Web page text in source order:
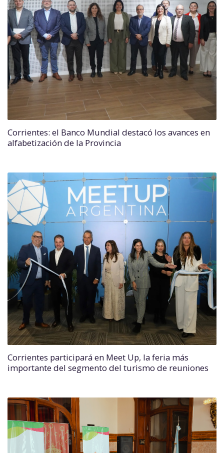
Corrientes: el Banco Mundial destacó los avances en
alfabetización de la Provincia
Corrientes participará en Meet Up, la feria más
importante del segmento del turismo de reuniones